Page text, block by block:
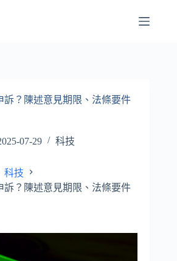
訴？陳述意見期限、法條要件
07-29 科技
科技
訴？陳述意見期限、法條要件